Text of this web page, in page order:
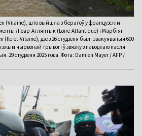
(Vilaine), што выйшла з берагоў у французскім
Люар-Атлянтык (Loire-Atlantique) і Марбіян
(lle-et-Vilaine), дзе з 26 студзеня былі эвакуяваныя 600
чырвонай трывогі ў звязку з паводкаю пасля
29 студзеня 2025 года. Фота: Damien Mayer / AFP /